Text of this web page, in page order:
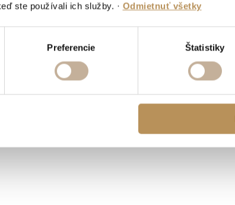
ste používali ich služby. · Odmietnuť všetky
Preferencie Štatistiky